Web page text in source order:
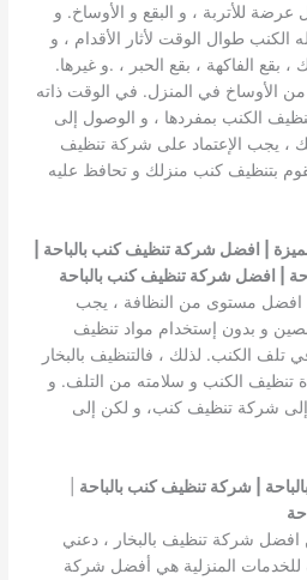
عرضة للأتربة ، و البقع و الأوساخ. و
طوال الوقت لأثار الأقدام ، و
، بقع الفاكهة ، بقع الحبر ، .و غيرها.
الأوساخ في المنزل. في الوقت ذاته
الكنب بمفردها ، و الوصول إلى
، يجب الإعتماد على شركة تنظيف
بتنظيف كنب منزلك و تحافظ عليه
| افضل شركة تنظيف كنب بالباحة |
| افضل شركة تنظيف كنب بالباحة
افضل مستوى من النظافة ، يجب
و بدون إستخدام مواد تنظيف
تلف الكنب. لذلك ، فالتنظيف بالبخار
تنظيف الكنب و سلامته من التلف. و
إلى شركة تنظيف كنب، و لكن إلى
| شركة تنظيف كنب بالباحة
شركة تنظيف بالبخار ، دعني
للخدمات المنزلية هي أفضل شركة